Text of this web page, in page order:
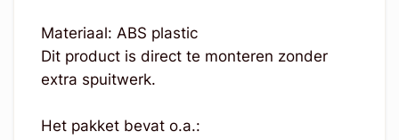
Materiaal: ABS plastic
Dit product is direct te monteren zonder
extra spuitwerk.
Het pakket bevat o.a.: